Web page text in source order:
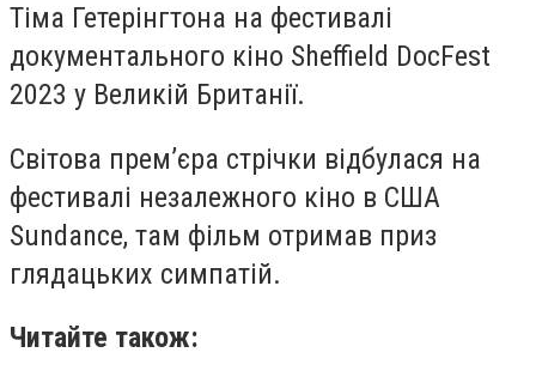
Тіма Гетерінгтона на фестивалі
документального кіно Sheffield DocFest
2023 у Великій Британії.
Світова премʼєра стрічки відбулася на
фестивалі незалежного кіно в США
Sundance, там фільм отримав приз
глядацьких симпатій.
Читайте також: